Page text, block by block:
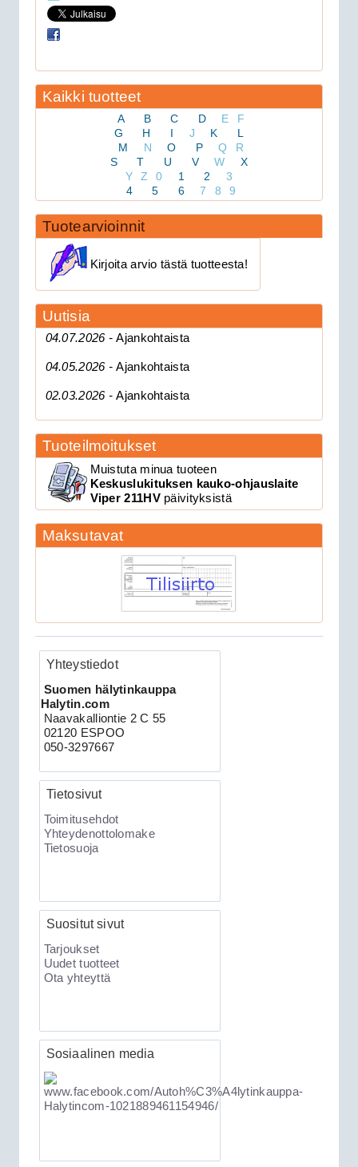
Avital 3305L autohälytin
179.00€
Avital 3305L on 2-su...
Clifford 330X1 autohälytin +
Clifford 330X1 C...
CAN 3903V autohälytin +
ultraääniliikeilmaisin DEI 509U
CAN 3903V autohä...
Clifford 330X2 autohälytin +
ultraääniliikeilmaisin DEI 509U
XKLoader2 ohjelmointikaapeli CAN
Kaikki tuotteet
A B C D E
F
G
H I J K
L
M
N O P Q
R
S
T U V W
X
Y
Z 0 1 2
3
4
5 6 7 8 9
Tuotearvioinnit
Kirjoita arvio tästä tuotteesta!
Uutisia
04.07.2026 -Ajankohtaista
04.05.2026 -Ajankohtaista
02.03.2026 -Ajankohtaista
Tuoteilmoitukset
Muistuta minua tuoteen
Keskuslukituksen kauko-ohjauslaite
Viper 211HVpäivityksistä
Maksutavat
Yhteystiedot
Suomen hälytinkauppa
Halytin.com
Naavakalliontie 2 C 55
02120 ESPOO
050-3297667
Tietosivut
Toimitusehdot
Yhteydenottolomake
Tietosuoja
Suositut sivut
Tarjoukset
Uudet tuotteet
Ota yhteyttä
Sosiaalinen media